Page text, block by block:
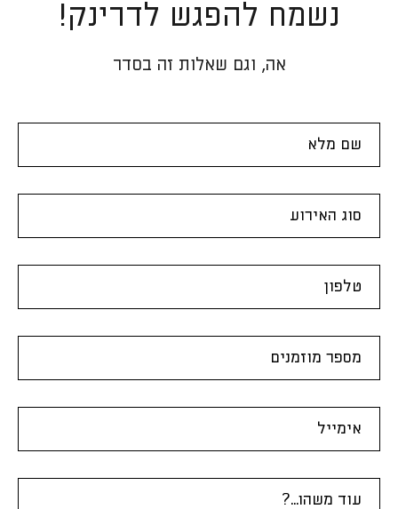
נשמח להפגש לדרינק!
אה, וגם שאלות זה בסדר